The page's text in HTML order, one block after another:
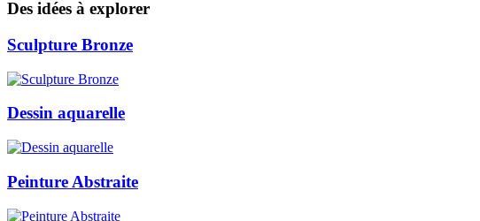
Des idées à explorer
Sculpture Bronze
Dessin aquarelle
Peinture Abstraite